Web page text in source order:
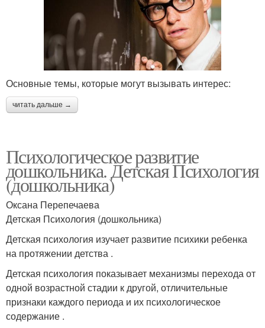
Основные темы, которые могут вызывать интерес:
читать дальше →
Психологическое развитие
дошкольника. Детская Психология
(дошкольника)
Оксана Перепечаева
Детская Психология (дошкольника)
Детская психология изучает развитие психики ребенка
на протяжении детства .
Детская психология показывает механизмы перехода от
одной возрастной стадии к другой, отличительные
признаки каждого периода и их психологическое
содержание .